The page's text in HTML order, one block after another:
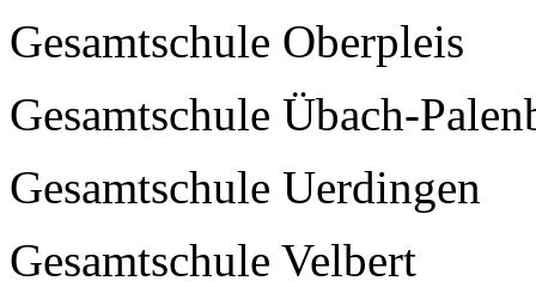
Gesamtschule Oberpleis
Gesamtschule Übach-
Gesamtschule Uerdingen
Gesamtschule Velbert